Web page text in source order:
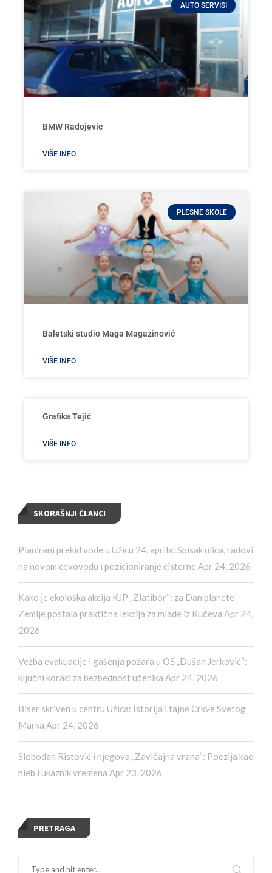
AUTO SERVISI
BMW Radojevic
VIŠE INFO
PLESNE SKOLE
Baletski studio Maga Magazinović
VIŠE INFO
Grafika Tejić
VIŠE INFO
SKORAŠNJI ČLANCI
Planirani prekid vode u Užicu 24. aprila: Spisak ulica, radovi
na novom cevovodu i pozicioniranje cisterne Apr 24, 2026
Kako je ekološka akcija KJP „Zlatibor“: za Dan planete
Zemlje postala praktična lekcija za mlade iz Kučeva Apr 24,
2026
Vežba evakuacije i gašenja požara u OŠ „Dušan Jerković“:
ključni koraci za bezbednost učenika Apr 24, 2026
Biser skriven u centru Užica: Istorija i tajne Crkve Svetog
Marka Apr 24, 2026
Slobodan Ristović i njegova „Zavičajna vrana“: Poezija kao
hleb i ukaznik vremena Apr 23, 2026
PRETRAGA